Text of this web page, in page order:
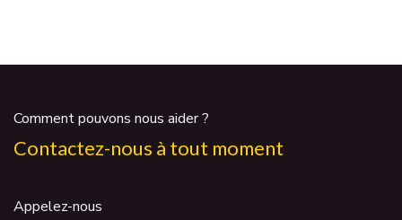
Comment pouvons nous aider ?
Contactez-nous à tout moment
Appelez-nous